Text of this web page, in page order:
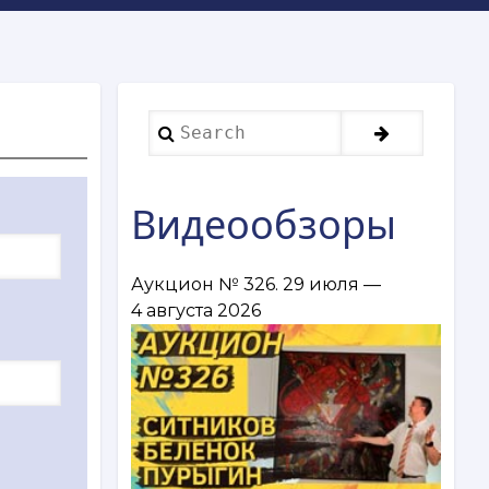
Search
Видеообзоры
Аукцион № 326. 29 июля —
4 августа 2026